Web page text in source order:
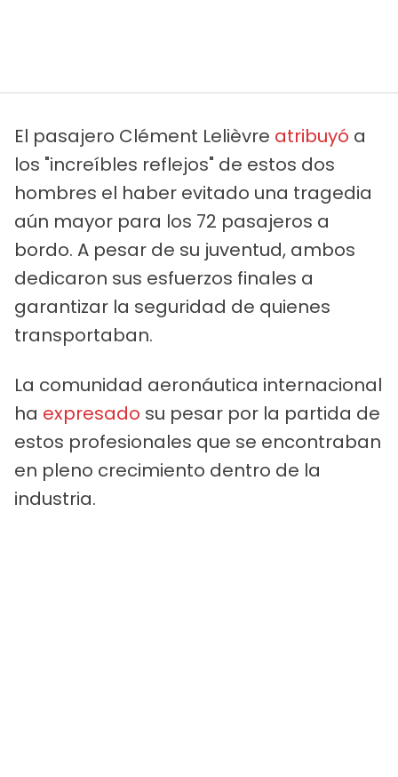
El pasajero Clément Lelièvre atribuyó a
los "increíbles reflejos" de estos dos
hombres el haber evitado una tragedia
aún mayor para los 72 pasajeros a
bordo. A pesar de su juventud, ambos
dedicaron sus esfuerzos finales a
garantizar la seguridad de quienes
transportaban.
La comunidad aeronáutica internacional
ha expresado su pesar por la partida de
estos profesionales que se encontraban
en pleno crecimiento dentro de la
industria.